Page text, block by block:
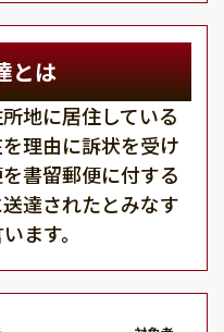
とは
地に居住している
理由に訴状を受け
書留郵便に付する
達されたとみなす
ます。